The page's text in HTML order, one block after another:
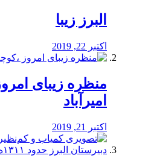
البرز زیبا
اکتبر 22, 2019
منظره‌‌ زیبای
امیرآباد
اکتبر 21, 2019